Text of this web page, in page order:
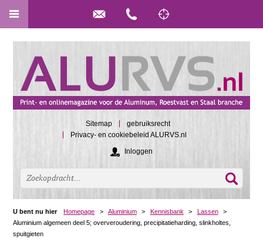
Sitemap
gebruiksrecht
Privacy- en cookiebeleid ALURVS.nl
Inloggen
U bent nu hier Homepage > Aluminium > Kennisbank > Lassen
>
Aluminium algemeen deel 5; oververoudering, precipitatieharding, slinkholtes,
spuitgieten